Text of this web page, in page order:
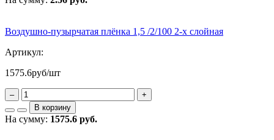
Воздушно-пузырчатая плёнка 1,5 /2/100 2-х слойная
Артикул:
1575.6руб/шт
–
+
В корзину
На сумму: 1575.6 руб.